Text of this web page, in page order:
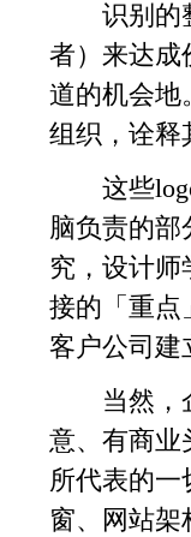
识别的整
者）来达成
道的机会地
组织，诠释
这些logo
脑负责的
究，设计师
接的「重点
客户公司建
当然，企
意、有商业
所代表的
窗、网站架